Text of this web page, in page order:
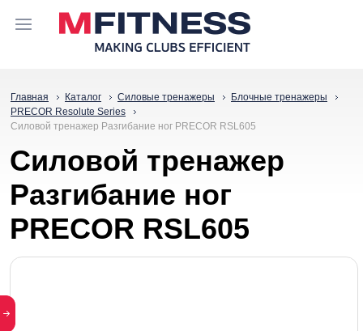
Главная Каталог Силовые тренажеры
Блочные тренажеры
PRECOR Resolute Series
Силовой тренажер Разгибание ног PRECOR RSL605
Силовой тренажер
Разгибание ног
PRECOR RSL605